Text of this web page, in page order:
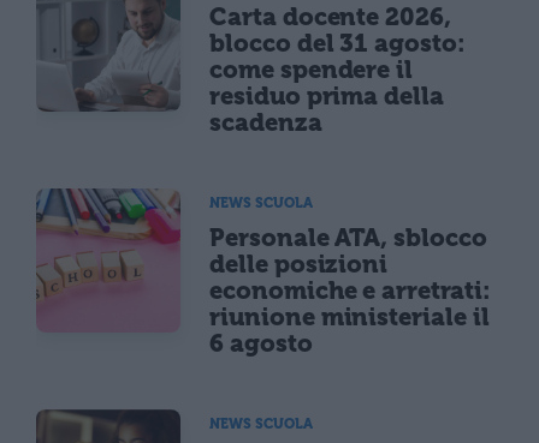
Carta docente 2026,
blocco del 31 agosto:
come spendere il
residuo prima della
scadenza
NEWS SCUOLA
Personale ATA, sblocco
delle posizioni
economiche e arretrati:
riunione ministeriale il
6 agosto
NEWS SCUOLA